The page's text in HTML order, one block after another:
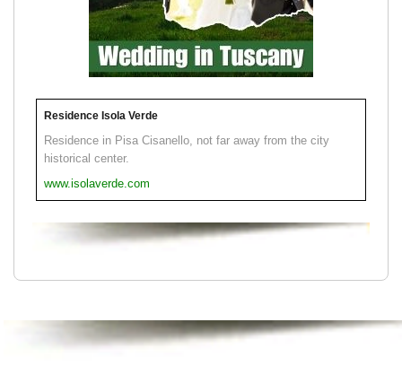
Residence Isola Verde
Residence in Pisa Cisanello, not far away from the city
historical center.
www.isolaverde.com